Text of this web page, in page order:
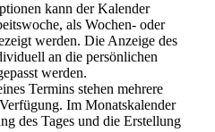
kann der Kalender
als Wochen- oder
werden. Die Anzeige des
an die persönlichen
werden.
Termins stehen mehrere
Im Monatskalender
des Tages und die Erstellung